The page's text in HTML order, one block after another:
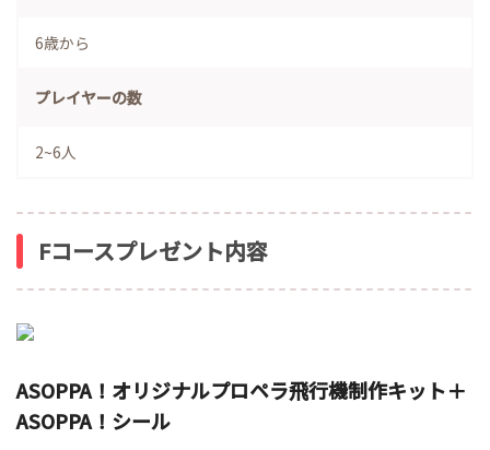
6歳から
プレイヤーの数
2~6人
Fコースプレゼント内容
ASOPPA！オリジナルプロペラ飛行機制作キット＋
ASOPPA！シール